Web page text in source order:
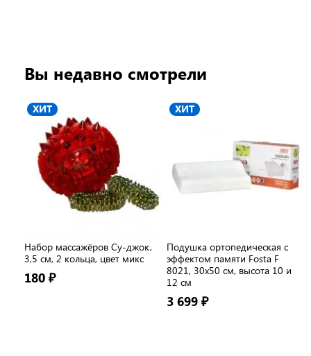
Вы недавно смотрели
ХИТ
Набор массажёров Су-джок,
3,5 см, 2 кольца, цвет микс
180 ₽
ХИТ
Подушка ортопедическая с
эффектом памяти Fosta F
8021, 30х50 см, высота 10 и
12 см
3 699 ₽